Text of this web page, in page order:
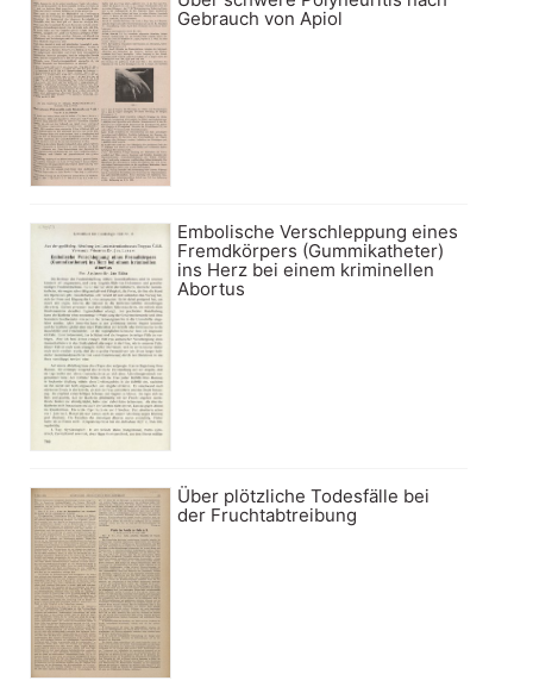
Gebrauch von Apiol
Embolische Verschleppung eines
Fremdkörpers (Gummikatheter)
ins Herz bei einem kriminellen
Abortus
Über plötzliche Todesfälle bei
der Fruchtabtreibung